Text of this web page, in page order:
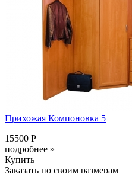
Прихожая Компоновка 5
15500 Р
подробнее »
Купить
Заказать по своим размерам